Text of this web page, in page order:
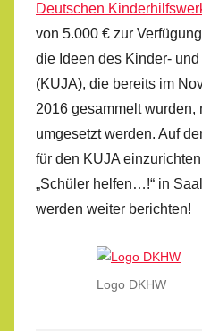
Deutschen
von 5.000 € zur
die Ideen des Kinder-
(KUJA), die bereits im
2016 gesammelt wurden,
umgesetzt werden. Auf
für den KUJA
„Schüler helfen…!“ in
werden weiter berichten!
Logo DKHW